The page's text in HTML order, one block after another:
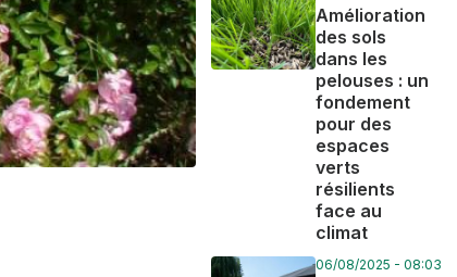
Amélioration
des sols
dans les
pelouses : un
fondement
pour des
espaces
verts
résilients
face au
climat
06/08/2025 - 08:03